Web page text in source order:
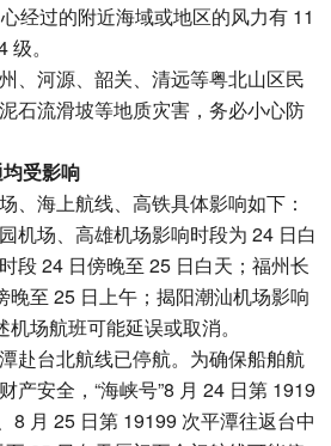
经过的附近海域或地区的风力有 11
。
、河源、韶关、清远等粤北山区民
石流滑坡等地质灾害，务必小心防
受影响
、海上航线、高铁具体影响如下：
机场、高雄机场影响时段为 24 日白
段 24 日傍晚至 25 日白天；福州长
晚至 25 日上午；揭阳潮汕机场影响
场航班可能延误或取消。
赴台北航线已停航。为确保船舶航
产安全，“海峡号”8 月 24 日第 1919
8 月 25 日第 19199 次平潭往返台中